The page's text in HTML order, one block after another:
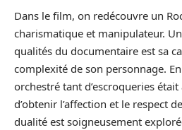
Dans le film, on redécouvre un
charismatique et manipulateur.
qualités du documentaire est sa
complexité de son personnage.
orchestré tant d’escroqueries
d’obtenir l’affection et le respect
dualité est soigneusement